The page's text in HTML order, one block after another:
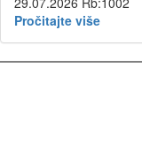
Pročitajte više